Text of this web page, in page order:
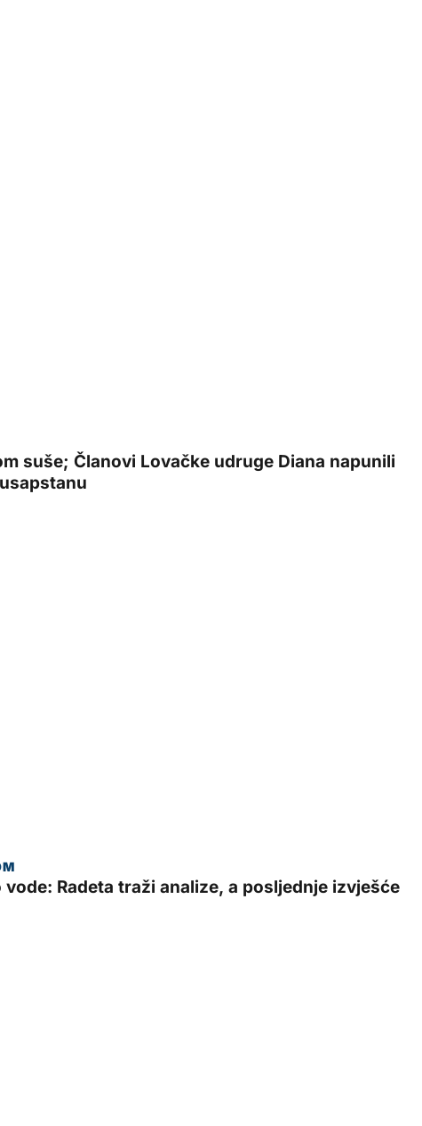
suše; Članovi Lovačke udruge Diana napunili
Radeta traži analize, a posljednje izvješće